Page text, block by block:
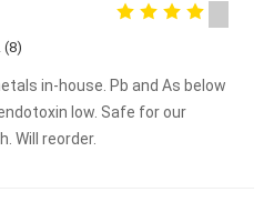
(8)
in-house. Pb and As below
low. Safe for our
Will reorder.